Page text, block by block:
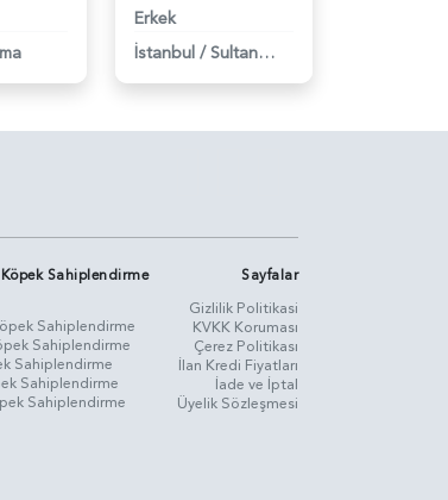
Erkek
İstanbul / Sultangazi
Sahiplendirme
Sahiplendirme
Sahiplendirme
Sahiplendirme
Sahiplendirme
Sahiplendirme
Sayfalar
Gizlilik Politikasi
KVKK Koruması
Çerez Politikası
İlan Kredi Fiyatları
İade ve İptal
Üyelik Sözleşmesi